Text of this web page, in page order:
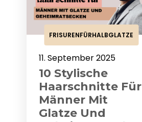
FRISURENFÜRHALBGLATZE
11. September 2025
10 Stylische
Haarschnitte Für
Männer Mit
Glatze Und